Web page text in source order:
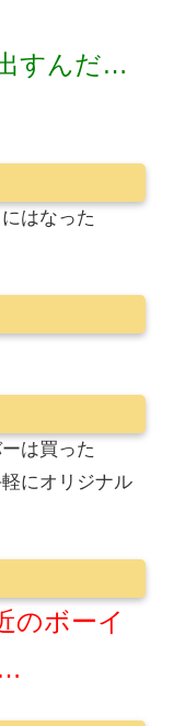
すんだ…
はなった
は買った
にオリジナル
のボーイ